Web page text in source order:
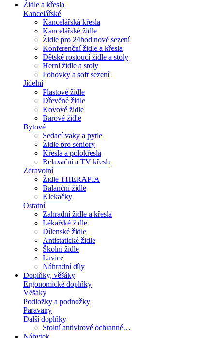
Židle a křesla
Kancelářské
Kancelářská křesla
Kancelářské židle
Židle pro 24hodinové sezení
Konferenční židle a křesla
Dětské rostoucí židle a stoly
Herní židle a stoly
Pohovky a soft sezení
Jídelní
Plastové židle
Dřevěné židle
Kovové židle
Barové židle
Bytové
Sedací vaky a pytle
Židle pro seniory
Křesla a polokřesla
Relaxační a TV křesla
Zdravotní
Židle THERAPIA
Balanční židle
Klekačky
Ostatní
Zahradní židle a křesla
Lékařské židle
Dílenské židle
Antistatické židle
Školní židle
Lavice
Náhradní díly
Doplňky, věšáky
Ergonomické doplňky
Věšáky
Podložky a podnožky
Paravany
Další doplňky
Stolní antivirové ochranné…
Nábytek